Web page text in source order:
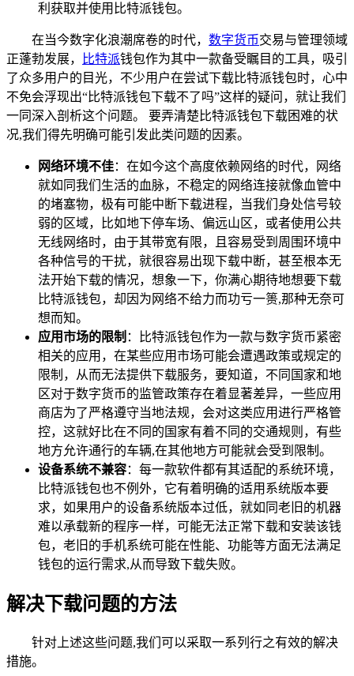
利获取并使用比特派钱包。
在当今数字化浪潮席卷的时代， 数字货币交易与管理领域
正蓬勃发展，
比特派钱包作为其中一款备受瞩目的工具，吸引
了众多用户的目光，不少用户在尝试下载比特派钱包时，心中
不免会浮现出“比特派钱包下载不了吗”这样的疑问，就让我们
一同深入剖析这个问题。 要弄清楚比特派钱包下载困难的状
况,我们得先明确可能引发此类问题的因素。
网络环境不佳：在如今这个高度依赖网络的时代，网络
就如同我们生活的血脉，不稳定的网络连接就像血管中
的堵塞物，极有可能中断下载进程，当我们身处信号较
弱的区域，比如地下停车场、偏远山区，或者使用公共
无线网络时，由于其带宽有限，且容易受到周围环境中
各种信号的干扰，就很容易出现下载中断，甚至根本无
法开始下载的情况，想象一下，你满心期待地想要下载
比特派钱包，却因为网络不给力而功亏一篑,那种无奈可
想而知。
应用市场的限制 ：比特派钱包作为一款与数字货币紧密
相关的应用，在某些应用市场可能会遭遇政策或规定的
限制，从而无法提供下载服务，要知道，不同国家和地
区对于数字货币的监管政策存在着显著差异，一些应用
商店为了严格遵守当地法规，会对这类应用进行严格管
控，这就好比在不同的国家有着不同的交通规则，有些
地方允许通行的车辆,在其他地方可能就会受到限制。
设备系统不兼容：每一款软件都有其适配的系统环境，
比特派钱包也不例外，它有着明确的适用系统版本要
求，如果用户的设备系统版本过低，就如同老旧的机器
难以承载新的程序一样，可能无法正常下载和安装该钱
包，老旧的手机系统可能在性能、功能等方面无法满足
钱包的运行需求,从而导致下载失败。
解决下载问题的方法
针对上述这些问题,我们可以采取一系列行之有效的解决
措施。